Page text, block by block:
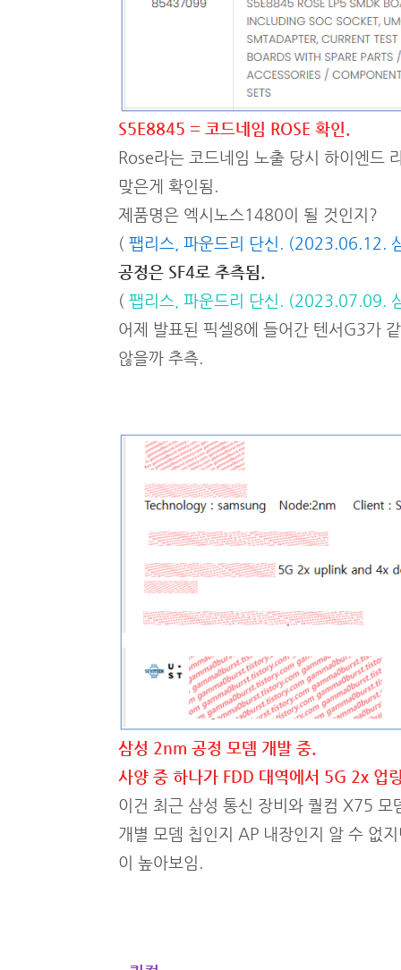
S5E8845 = 코드네임 ROSE 확인.
Rose라는 코드네임 노출 당시 하이엔드
맞은게 확인됨.
제품명은 엑시노스1480이 될 것인지?
( 팹리스, 파운드리 단신. (2023.06.12.
공정은 SF4로 추측됨.
( 팹리스, 파운드리 단신. (2023.07.09.
어제 발표된 픽셀8에 들어간 텐서G3가
않을까 추측.
삼성 2nm 공정 모뎀 개발 중.
사양 중 하나가 FDD 대역에서 5G 2x 업
이건 최근 삼성 통신 장비와 퀄컴 X75 모
개별 모뎀 칩인지 AP 내장인지 알 수 없
이 높아보임.